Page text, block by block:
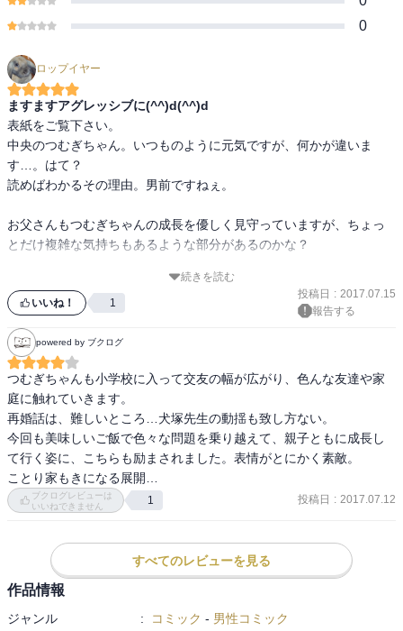
0
ロップイヤー
ますますアグレッシブに(^^)d(^^)d
表紙をご覧下さい。
中央のつむぎちゃん。いつものように元気ですが、何かが違いま
す…。はて？
読めばわかるその理由。男前ですねぇ。
お父さんもつむぎちゃんの成長を優しく見守っていますが、ちょっ
とだけ複雑な気持ちもあるような部分があるのかな？
家庭の料理を通して家族とは何かを感じさせてくれる素晴らしい作
品です。
続きを読む
いいね！ 1
投稿日 : 2017.07.15
報告する
powered by ブクログ
つむぎちゃんも小学校に入って交友の幅が広がり、色んな友達や家
庭に触れていきます。
再婚話は、難しいところ…犬塚先生の動揺も致し方ない。
今回も美味しいご飯で色々な問題を乗り越えて、親子ともに成長し
て行く姿に、こちらも励まされました。表情がとにかく素敵。
ことり家もきになる展開…
ブクログレビューは
いいねできません
1 投稿日 : 2017.07.12
すべてのレビューを見る
作品情報
ジャンル : コミック - 男性コミック